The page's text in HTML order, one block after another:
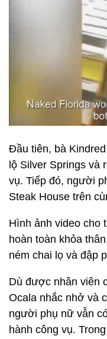
Đầu tiên, bà
lộ Silver Springs và
vụ. Tiếp đó, người
Steak House trên
Hình ảnh video cho
hoàn toàn khỏa
ném chai lọ và đập
Dù được nhân viên
Ocala nhắc nhở và
người phụ nữ vẫn
hành công vụ.